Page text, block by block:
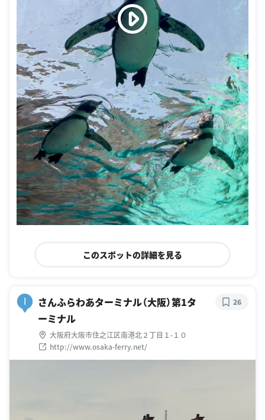
このスポットの詳細を見る
さんふらわあターミナル（大阪）第1タ
ーミナル
大阪府大阪市住之江区南港北２丁目１-１０
http://www.osaka-ferry.net/
26